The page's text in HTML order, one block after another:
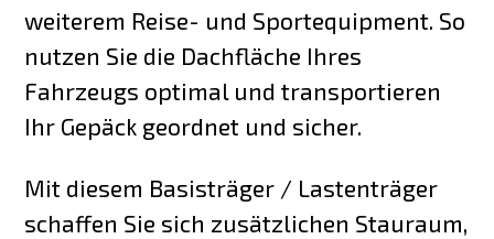
weiterem Reise- und Sportequipment. So
nutzen Sie die Dachfläche Ihres
Fahrzeugs optimal und transportieren
Ihr Gepäck geordnet und sicher.
Mit diesem Basisträger / Lastenträger
schaffen Sie sich zusätzlichen Stauraum,